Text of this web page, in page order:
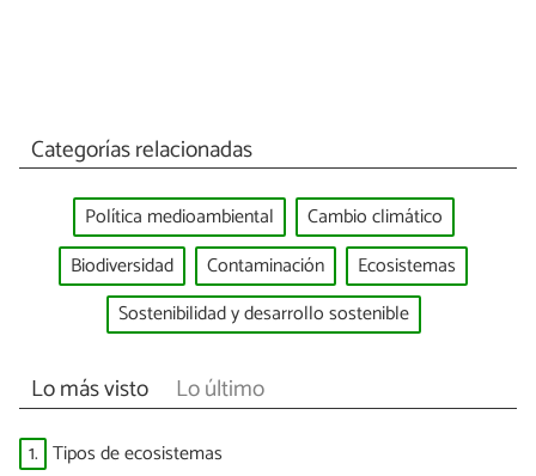
Categorías relacionadas
Política medioambiental
Cambio climático
Biodiversidad
Contaminación
Ecosistemas
Sostenibilidad y desarrollo sostenible
Lo más visto Lo último
1. Tipos de ecosistemas